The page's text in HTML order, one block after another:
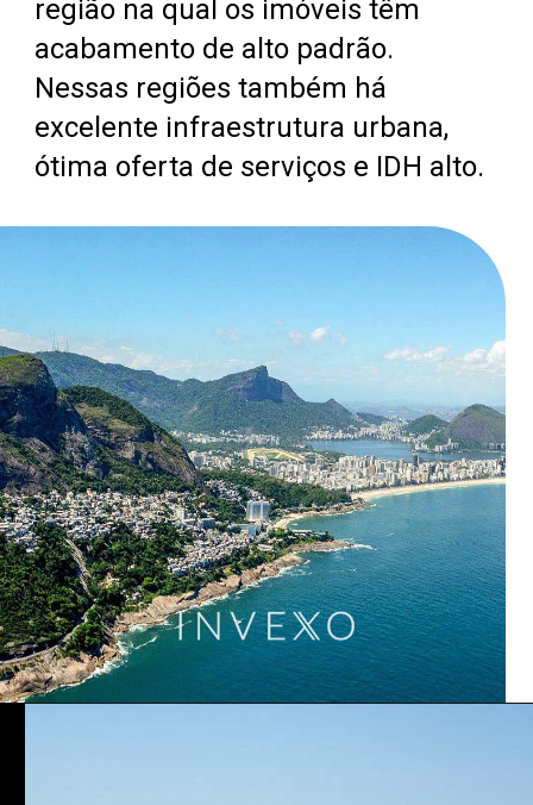
região na qual os imóveis têm
acabamento de alto padrão.
Nessas regiões também há
excelente infraestrutura urbana,
ótima oferta de serviços e IDH alto.